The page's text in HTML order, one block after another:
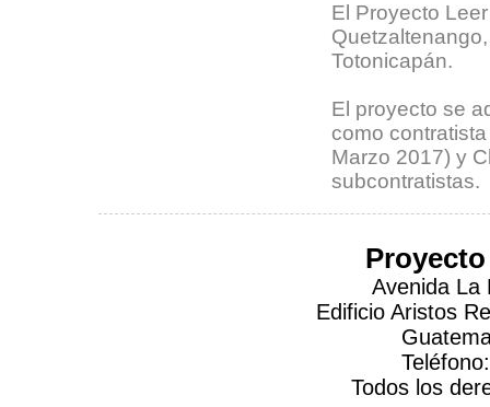
El Proyecto
Totonicapán.
El proyecto se
como
Marzo 2017) y
subcontratistas.
Avenida La
Edificio Aristos
Todos los